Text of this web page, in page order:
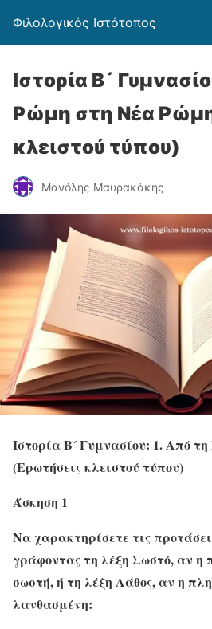
Φιλολογικός Ιστότοπος
Ιστορία Β´
Ρώμη στη Νέα
κλειστού τύπου)
Μανόλης Μαυρακάκης
Ιστορία Β´ Γυμνασίου: 1. Από
(Ερωτήσεις κλειστού τύπου)
Άσκηση 1
Να χαρακτηρίσετε τις
γράφοντας τη λέξη Σωστό, αν η
σωστή, ή τη λέξη Λάθος, αν η
λανθασμένη: